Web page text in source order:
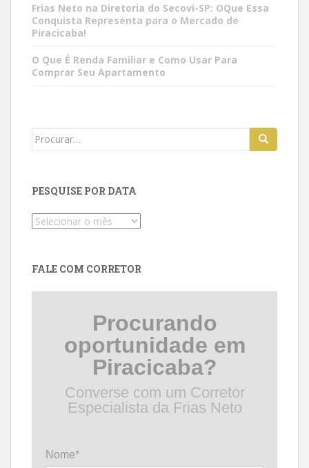
Frias Neto na Diretoria do Secovi-SP: OQue Essa
Conquista Representa para o Mercado de
Piracicaba!
O Que É Renda Familiar e Como Usar Para
Comprar Seu Apartamento
Search
PESQUISE POR DATA
Pesquise
FALE COM CORRETOR
Procurando
oportunidade em
Piracicaba?
Converse com um Corretor
Especialista da Frias Neto
Nome*